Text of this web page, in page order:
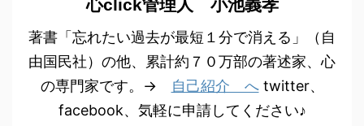
心click管理人 小池義孝
著書「忘れたい過去が最短１分で消える」（自
由国民社）の他、累計約７０万部の著述家、心
の専門家です。→
自己紹介 へtwitter、
facebook、気軽に申請してください♪